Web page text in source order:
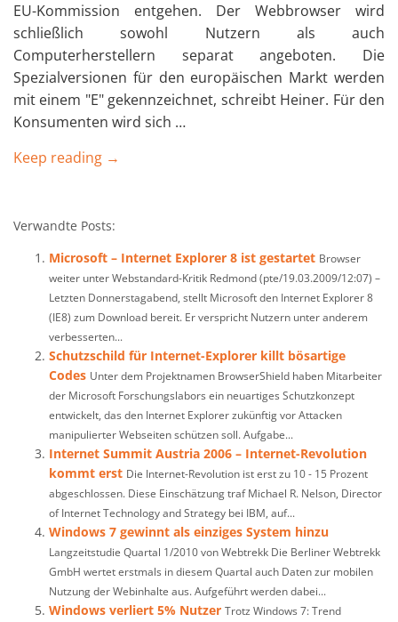
EU-Kommission entgehen. Der Webbrowser wird
schließlich sowohl Nutzern als auch
Computerherstellern separat angeboten. Die
Spezialversionen für den europäischen Markt werden
mit einem "E" gekennzeichnet, schreibt Heiner. Für den
Konsumenten wird sich …
Keep reading →
Verwandte Posts:
Microsoft – Internet Explorer 8 ist gestartet Browser
weiter unter Webstandard-Kritik Redmond (pte/19.03.2009/12:07) –
Letzten Donnerstagabend, stellt Microsoft den Internet Explorer 8
(IE8) zum Download bereit. Er verspricht Nutzern unter anderem
verbesserten...
Schutzschild für Internet-Explorer killt bösartige
Codes Unter dem Projektnamen BrowserShield haben Mitarbeiter
der Microsoft Forschungslabors ein neuartiges Schutzkonzept
entwickelt, das den Internet Explorer zukünftig vor Attacken
manipulierter Webseiten schützen soll. Aufgabe...
Internet Summit Austria 2006 – Internet-Revolution
kommt erst Die Internet-Revolution ist erst zu 10 - 15 Prozent
abgeschlossen. Diese Einschätzung traf Michael R. Nelson, Director
of Internet Technology and Strategy bei IBM, auf...
Windows 7 gewinnt als einziges System hinzu
Langzeitstudie Quartal 1/2010 von Webtrekk Die Berliner Webtrekk
GmbH wertet erstmals in diesem Quartal auch Daten zur mobilen
Nutzung der Webinhalte aus. Aufgeführt werden dabei...
Windows verliert 5% Nutzer Trotz Windows 7: Trend